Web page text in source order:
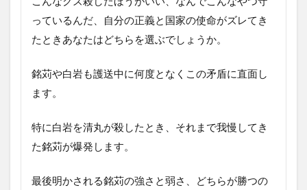
っているんだ、自分の正義と国家の使命がズレてき
たときあなたはどちらを選ぶでしょうか。
銘苅や白岩も護送中に何度となくこの矛盾に直面し
ます。
特に白岩を清丸が殺したとき、それまで我慢してき
た銘苅が爆発します。
最後明かされる銘苅の強さと弱さ、どちらが勝つの